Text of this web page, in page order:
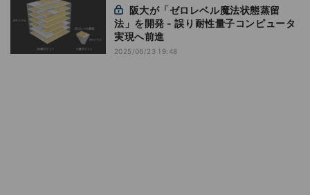
法」を開発 - 誤り耐性量子コンピュータ
実現へ前進
2025/06/23 19:48